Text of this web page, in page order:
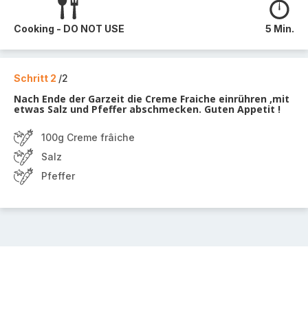
Cooking - DO NOT USE 5 Min.
Schritt 2 /2
Nach Ende der Garzeit die Creme Fraiche einrühren ,mit
etwas Salz und Pfeffer abschmecken. Guten Appetit !
100g Creme frâiche
Salz
Pfeffer